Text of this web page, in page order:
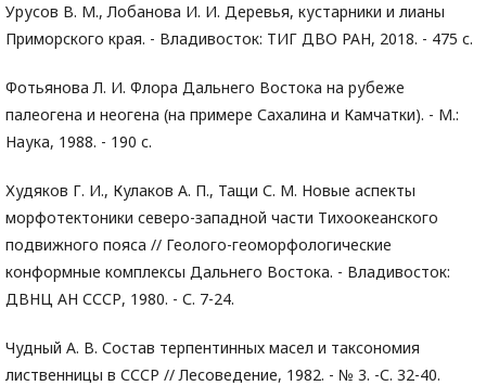
Урусов В. М., Лобанова И. И. Деревья, кустарники и лианы
Приморского края. - Владивосток: ТИГ ДВО РАН, 2018. - 475 с.
Фотьянова Л. И. Флора Дальнего Востока на рубеже
палеогена и неогена (на примере Сахалина и Камчатки). - М.:
Наука, 1988. - 190 с.
Худяков Г. И., Кулаков А. П., Тащи С. М. Новые аспекты
морфотектоники северо-западной части Тихоокеанского
подвижного пояса // Геолого-геоморфологические
конформные комплексы Дальнего Востока. - Владивосток:
ДВНЦ АН СССР, 1980. - С. 7-24.
Чудный А. В. Состав терпентинных масел и таксономия
лиственницы в СССР // Лесоведение, 1982. - № 3. -С. 32-40.